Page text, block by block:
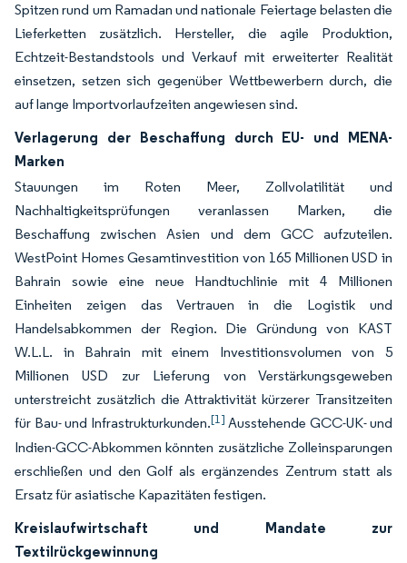
Spitzen rund um Ramadan und nationale Feiertage belasten die
Lieferketten zusätzlich. Hersteller, die agile Produktion,
Echtzeit-Bestandstools und Verkauf mit erweiterter Realität
einsetzen, setzen sich gegenüber Wettbewerbern durch, die
auf lange Importvorlaufzeiten angewiesen sind.
Verlagerung der Beschaffung durch EU- und MENA-
Marken
Stauungen im Roten Meer, Zollvolatilität und
Nachhaltigkeitsprüfungen veranlassen Marken, die
Beschaffung zwischen Asien und dem GCC aufzuteilen.
WestPoint Homes Gesamtinvestition von 165 Millionen USD in
Bahrain sowie eine neue Handtuchlinie mit 4 Millionen
Einheiten zeigen das Vertrauen in die Logistik und
Handelsabkommen der Region. Die Gründung von KAST
W.L.L. in Bahrain mit einem Investitionsvolumen von 5
Millionen USD zur Lieferung von Verstärkungsgeweben
unterstreicht zusätzlich die Attraktivität kürzerer Transitzeiten
für Bau- und Infrastrukturkunden.[1] Ausstehende GCC-UK- und
Indien-GCC-Abkommen könnten zusätzliche Zolleinsparungen
erschließen und den Golf als ergänzendes Zentrum statt als
Ersatz für asiatische Kapazitäten festigen.
Kreislaufwirtschaft und Mandate zur
Textilrückgewinnung